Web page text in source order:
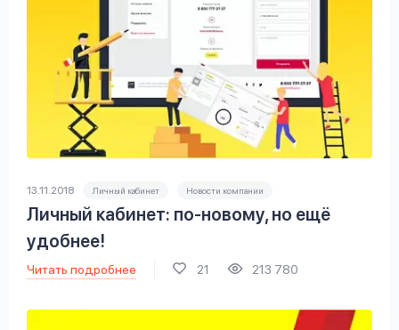
13.11.2018 Личный кабинет Новости компании
Личный кабинет: по-новому, но ещё
удобнее!
Читать подробнее 21 213 780